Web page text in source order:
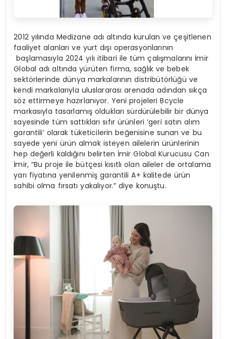
2012 yılında Medizane adı altında kurulan ve çeşitlenen
faaliyet alanları ve yurt dışı operasyonlarının
başlamasıyla 2024 yılı itibari ile tüm çalışmalarını İmir
Global adı altında yürüten firma, sağlık ve bebek
sektörlerinde dünya markalarının distribütörlüğü ve
kendi markalarıyla uluslararası arenada adından sıkça
söz ettirmeye hazırlanıyor. Yeni projeleri Bcycle
markasıyla tasarlamış oldukları sürdürülebilir bir dünya
sayesinde tüm sattıkları sıfır ürünleri ‘geri satın alım
garantili’ olarak tüketicilerin beğenisine sunan ve bu
sayede yeni ürün almak isteyen ailelerin ürünlerinin
hep değerli kaldığını belirten İmir Global Kurucusu Can
İmir, “Bu proje ile bütçesi kısıtlı olan aileler de ortalama
yarı fiyatına yenilenmiş garantili A+ kalitede ürün
sahibi olma fırsatı yakalıyor.” diye konuştu.